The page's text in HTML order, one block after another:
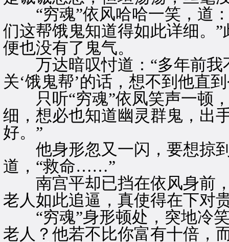
“穷魂”依风哈哈一笑，道：
们这帮饿鬼知道得如此详细。
便也没有了鬼气。
万达暗叹忖道：“多年前我
关‘饿鬼帮’的话，想不到他直
只听“穷魂”依凤笑声一顿，
细，想必也知道幽灵群鬼，出
好。”
他身形忽又一闪，要想掠到
道，“救命……”
南宫平却已挡在依风身前，
老人如此追逼，真使得在下对
“穷魂”身形顿处，突地冷笑
老人？他若不比你富有十倍，